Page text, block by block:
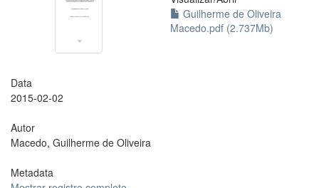
Guilherme de Oliveira
Macedo.pdf (2.737Mb)
Data
2015-02-02
Autor
Macedo, Guilherme de Oliveira
Metadata